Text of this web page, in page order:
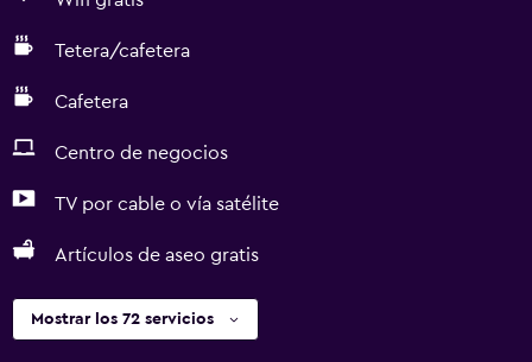
Tetera/cafetera
Cafetera
Centro de negocios
TV por cable o vía satélite
Artículos de aseo gratis
Mostrar los 72 servicios